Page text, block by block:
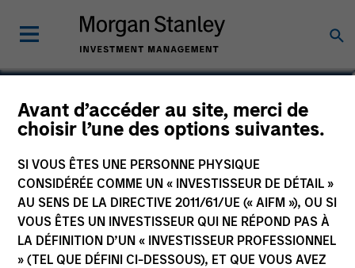
Avant d’accéder au site, merci de
choisir l’une des options suivantes.
SI VOUS ÊTES UNE PERSONNE PHYSIQUE
CONSIDÉRÉE COMME UN « INVESTISSEUR DE DÉTAIL »
AU SENS DE LA DIRECTIVE 2011/61/UE (« AIFM »), OU SI
VOUS ÊTES UN INVESTISSEUR QUI NE RÉPOND PAS À
LA DÉFINITION D’UN « INVESTISSEUR PROFESSIONNEL
» (TEL QUE DÉFINI CI-DESSOUS), ET QUE VOUS AVEZ
Patrick Whitehead
Managing Director | Operating Partner